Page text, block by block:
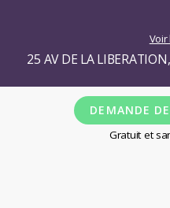
Voir
25 AV DE LA
DEMANDE
Gratuit et